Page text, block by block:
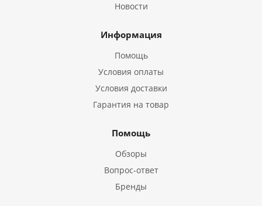
Новости
Информация
Помощь
Условия оплаты
Условия доставки
Гарантия на товар
Помощь
Обзоры
Вопрос-ответ
Бренды